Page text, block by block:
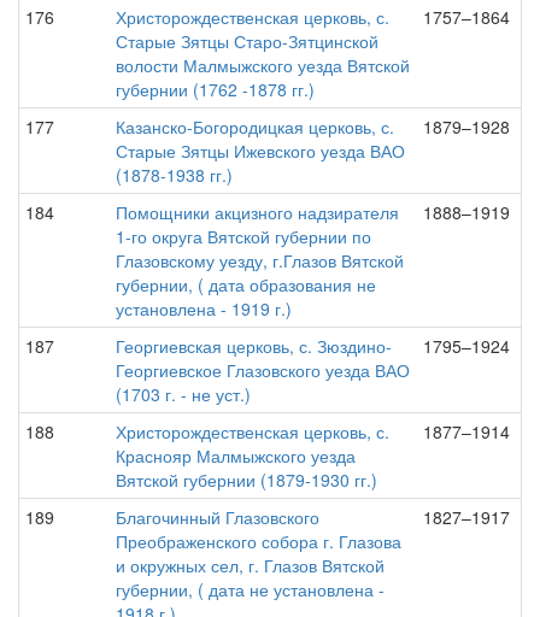
176
Христорождественская церковь, с.
Старые Зятцы Старо-Зятцинской
волости Малмыжского уезда Вятской
губернии (1762 -1878 гг.)
1757–1864
177
Казанско-Богородицкая церковь, с.
Старые Зятцы Ижевского уезда ВАО
(1878-1938 гг.)
1879–1928
184
Помощники акцизного надзирателя
1-го округа Вятской губернии по
Глазовскому уезду, г.Глазов Вятской
губернии, ( дата образования не
установлена - 1919 г.)
1888–1919
187
Георгиевская церковь, с. Зюздино-
Георгиевское Глазовского уезда ВАО
(1703 г. - не уст.)
1795–1924
188
Христорождественская церковь, с.
Краснояр Малмыжского уезда
Вятской губернии (1879-1930 гг.)
1877–1914
189
Благочинный Глазовского
Преображенского собора г. Глазова
и окружных сел, г. Глазов Вятской
губернии, ( дата не установлена -
1827–1917